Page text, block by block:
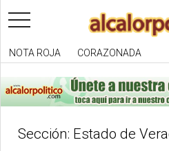
toggle
navigation
NOTA ROJA CORAZONADA
Sección: Estado de